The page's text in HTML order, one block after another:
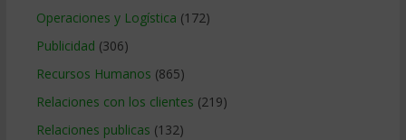
Operaciones y Logística (172)
Publicidad (306)
Recursos Humanos (865)
Relaciones con los clientes (219)
Relaciones publicas (132)